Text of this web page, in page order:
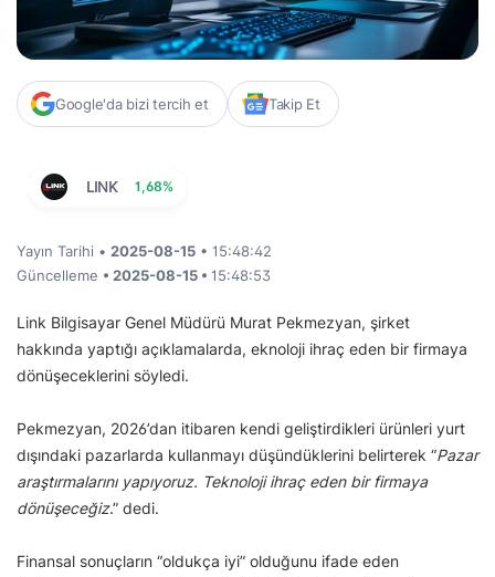
Google'da bizi tercih et Takip Et
LINK 1,68%
Yayın Tarihi • 2025-08-15 • 15:48:42
Güncelleme • 2025-08-15 • 15:48:53
Link Bilgisayar Genel Müdürü Murat Pekmezyan, şirket
hakkında yaptığı açıklamalarda, eknoloji ihraç eden bir firmaya
dönüşeceklerini söyledi.
Pekmezyan, 2026’dan itibaren kendi geliştirdikleri ürünleri yurt
dışındaki pazarlarda kullanmayı düşündüklerini belirterek “Pazar
araştırmalarını yapıyoruz. Teknoloji ihraç eden bir firmaya
dönüşeceğiz.” dedi.
Finansal sonuçların “oldukça iyi” olduğunu ifade eden